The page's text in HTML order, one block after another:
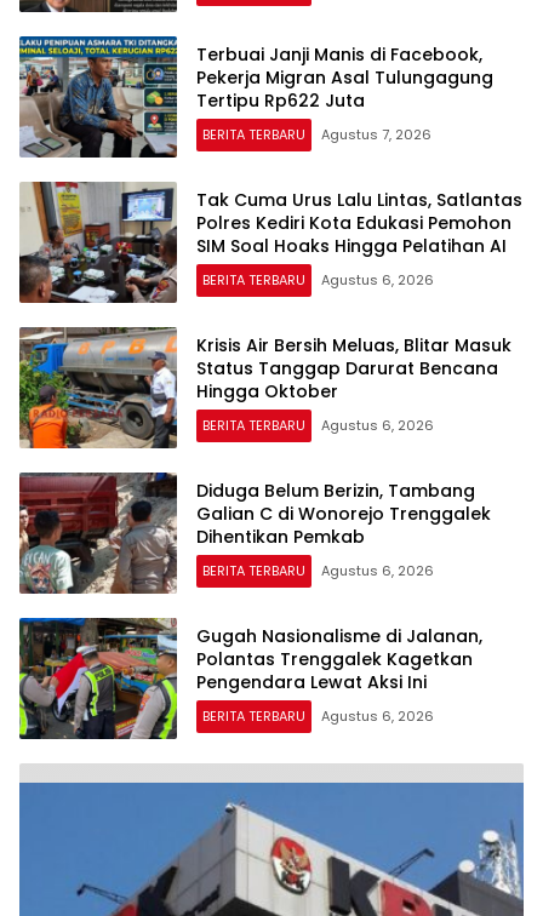
Terbuai Janji Manis di Facebook,
Pekerja Migran Asal Tulungagung
Tertipu Rp622 Juta
BERITA TERBARU Agustus 7, 2026
Tak Cuma Urus Lalu Lintas, Satlantas
Polres Kediri Kota Edukasi Pemohon
SIM Soal Hoaks Hingga Pelatihan AI
BERITA TERBARU Agustus 6, 2026
Krisis Air Bersih Meluas, Blitar Masuk
Status Tanggap Darurat Bencana
Hingga Oktober
BERITA TERBARU Agustus 6, 2026
Diduga Belum Berizin, Tambang
Galian C di Wonorejo Trenggalek
Dihentikan Pemkab
BERITA TERBARU Agustus 6, 2026
Gugah Nasionalisme di Jalanan,
Polantas Trenggalek Kagetkan
Pengendara Lewat Aksi Ini
BERITA TERBARU Agustus 6, 2026